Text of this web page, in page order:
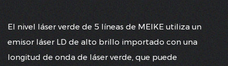
El nivel láser verde de 5 líneas de MEIKE utiliza un
emisor láser LD de alto brillo importado con una
longitud de onda de láser verde, que puede